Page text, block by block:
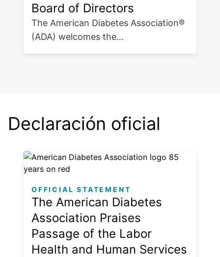
Board of Directors
The American Diabetes Association®
(ADA) welcomes the…
Declaración oficial
OFFICIAL STATEMENT
The American Diabetes
Association Praises
Passage of the Labor
Health and Human Services